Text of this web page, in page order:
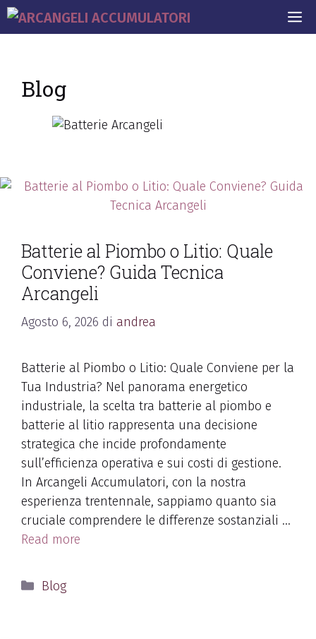
Blog
Batterie al Piombo o Litio: Quale
Conviene? Guida Tecnica
Arcangeli
Agosto 6, 2026 di andrea
Batterie al Piombo o Litio: Quale Conviene per la
Tua Industria? Nel panorama energetico
industriale, la scelta tra batterie al piombo e
batterie al litio rappresenta una decisione
strategica che incide profondamente
sull’efficienza operativa e sui costi di gestione.
In Arcangeli Accumulatori, con la nostra
esperienza trentennale, sappiamo quanto sia
cruciale comprendere le differenze sostanziali …
Read more
Blog